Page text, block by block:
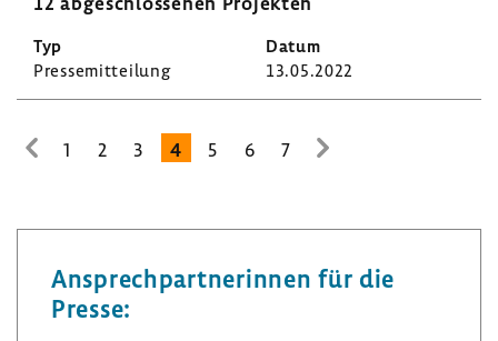
Pres­se­mit­tei­lung 13.05.2022
zur
Seite
1 2 3 4 5 6 7
zur
Ansprech­part­ne­rinnen für die
Presse: